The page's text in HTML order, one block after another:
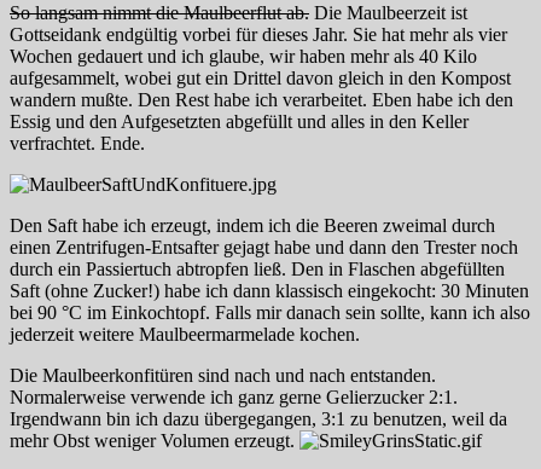
So langsam nimmt die Maulbeerflut ab. Die Maulbeerzeit ist
Gottseidank endgültig vorbei für dieses Jahr. Sie hat mehr als vier
Wochen gedauert und ich glaube, wir haben mehr als 40 Kilo
aufgesammelt, wobei gut ein Drittel davon gleich in den Kompost
wandern mußte. Den Rest habe ich verarbeitet. Eben habe ich den
Essig und den Aufgesetzten abgefüllt und alles in den Keller
verfrachtet. Ende.
Den Saft habe ich erzeugt, indem ich die Beeren zweimal durch
einen Zentrifugen-Entsafter gejagt habe und dann den Trester noch
durch ein Passiertuch abtropfen ließ. Den in Flaschen abgefüllten
Saft (ohne Zucker!) habe ich dann klassisch eingekocht: 30 Minuten
bei 90 °C im Einkochtopf. Falls mir danach sein sollte, kann ich also
jederzeit weitere Maulbeermarmelade kochen.
Die Maulbeerkonfitüren sind nach und nach entstanden.
Normalerweise verwende ich ganz gerne Gelierzucker 2:1.
Irgendwann bin ich dazu übergegangen, 3:1 zu benutzen, weil da
mehr Obst weniger Volumen erzeugt.